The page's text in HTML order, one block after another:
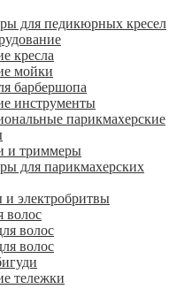
для педикюрных кресел
кресла
мойки
барбершопа
инструменты
парикмахерские
и триммеры
для парикмахерских
электробритвы
волос
волос
волос
тележки